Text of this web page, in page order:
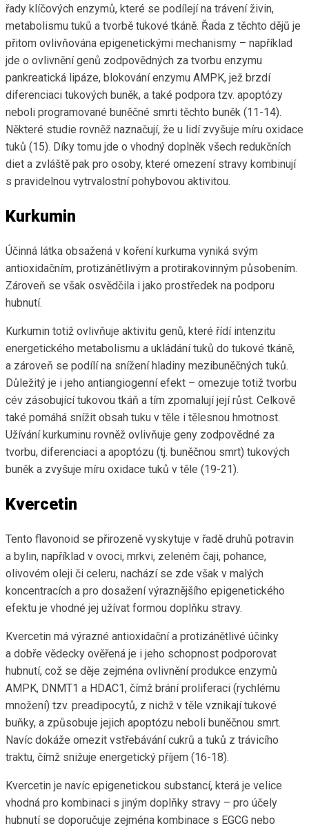
řady klíčových enzymů, které se podílejí na trávení živin,
metabolismu tuků a tvorbě tukové tkáně. Řada z těchto dějů je
přitom ovlivňována epigenetickými mechanismy – například
jde o ovlivnění genů zodpovědných za tvorbu enzymu
pankreatická lipáze, blokování enzymu AMPK, jež brzdí
diferenciaci tukových buněk, a také podpora tzv. apoptózy
neboli programované buněčné smrti těchto buněk (11-14).
Některé studie rovněž naznačují, že u lidí zvyšuje míru oxidace
tuků (15). Díky tomu jde o vhodný doplněk všech redukčních
diet a zvláště pak pro osoby, které omezení stravy kombinují
s pravidelnou vytrvalostní pohybovou aktivitou.
Kurkumin
Účinná látka obsažená v koření kurkuma vyniká svým
antioxidačním, protizánětlivým a protirakovinným působením.
Zároveň se však osvědčila i jako prostředek na podporu
hubnutí.
Kurkumin totiž ovlivňuje aktivitu genů, které řídí intenzitu
energetického metabolismu a ukládání tuků do tukové tkáně,
a zároveň se podílí na snížení hladiny mezibuněčných tuků.
Důležitý je i jeho antiangiogenní efekt – omezuje totiž tvorbu
cév zásobující tukovou tkáň a tím zpomalují její růst. Celkově
také pomáhá snížit obsah tuku v těle i tělesnou hmotnost.
Užívání kurkuminu rovněž ovlivňuje geny zodpovědné za
tvorbu, diferenciaci a apoptózu (tj. buněčnou smrt) tukových
buněk a zvyšuje míru oxidace tuků v těle (19-21).
Kvercetin
Tento flavonoid se přirozeně vyskytuje v řadě druhů potravin
a bylin, například v ovoci, mrkvi, zeleném čaji, pohance,
olivovém oleji či celeru, nachází se zde však v malých
koncentracích a pro dosažení výraznějšího epigenetického
efektu je vhodné jej užívat formou doplňku stravy.
Kvercetin má výrazné antioxidační a protizánětlivé účinky
a dobře vědecky ověřená je i jeho schopnost podporovat
hubnutí, což se děje zejména ovlivnění produkce enzymů
AMPK, DNMT1 a HDAC1, čímž brání proliferaci (rychlému
množení) tzv. preadipocytů, z nichž v těle vznikají tukové
buňky, a způsobuje jejich apoptózu neboli buněčnou smrt.
Navíc dokáže omezit vstřebávání cukrů a tuků z trávicího
traktu, čímž snižuje energetický příjem (16-18).
Kvercetin je navíc epigenetickou substancí, která je velice
vhodná pro kombinaci s jiným doplňky stravy – pro účely
hubnutí se doporučuje zejména kombinace s EGCG nebo